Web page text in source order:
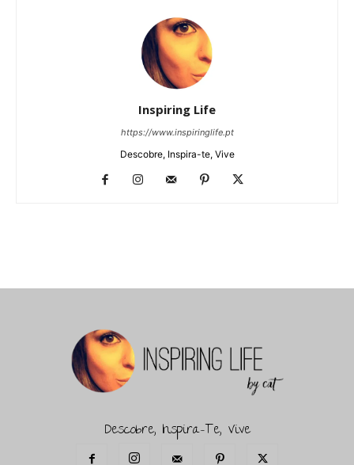
Inspiring Life
https://www.inspiringlife.pt
Descobre, Inspira-te, Vive
Descobre, Inspira-Te, Vive